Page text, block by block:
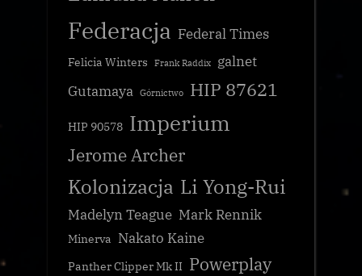
Federacja Federal Times
Felicia Winters Frank Raddix
galnet
Gutamaya Górnictwo HIP 87621
HIP 90578 Imperium
Jerome Archer
Kolonizacja Li Yong-Rui
Madelyn Teague Mark Rennik
Minerva Nakato Kaine
Panther Clipper Mk II Powerplay